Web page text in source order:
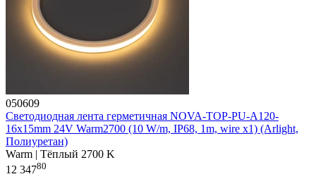
050609
Светодиодная лента герметичная NOVA-TOP-PU-A120-
16x15mm 24V Warm2700 (10 W/m, IP68, 1m, wire x1) (Arlight,
Полиуретан)
Warm | Тёплый 2700 K
12 34780